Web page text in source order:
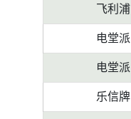
飞利浦
电堂派
电堂派
乐信牌